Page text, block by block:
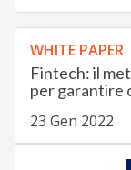
WHITE PAPER
Fintech: il
per garantire
23 Gen 2022